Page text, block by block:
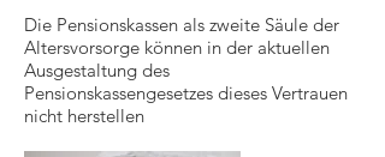
Die Pensionskassen als zweite Säule der
Altersvorsorge können in der aktuellen
Ausgestaltung des
Pensionskassengesetzes dieses Vertrauen
nicht herstellen